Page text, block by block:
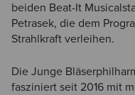
beiden Beat-It
Petrasek, die dem
Strahlkraft verleihen.
Die Junge
fasziniert seit 2016 mit